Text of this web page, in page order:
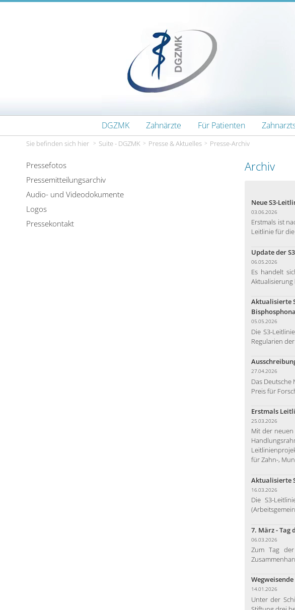
Zum Inhalt wechseln
DGZMK Zahnärzte Für Patienten
Sie befinden sich hier Suite - DGZMK Presse & Aktuelles Presse-Archiv
Pressefotos
Pressemitteilungsarchiv
Audio- und Videodokumente
Logos
Pressekontakt
Archiv
Neue S3-
03.06.2026
Erstmals ist
Leitlinie für
Update der
06.05.2026
Es handelt
Aktualisierung
Aktualisierte
05.05.2026
Die S3-
Regularien
27.04.2026
Das
Preis für
Erstmals
25.03.2026
Mit der neuen
für Zahn-,
Aktualisierte
16.03.2026
Die S3-
7. März - Tag
06.03.2026
Zum Tag
14.01.2026
Unter der